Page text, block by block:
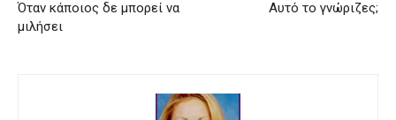
Όταν κάποιος δε μπορεί να
μιλήσει
Αυτό το γνώριζες;